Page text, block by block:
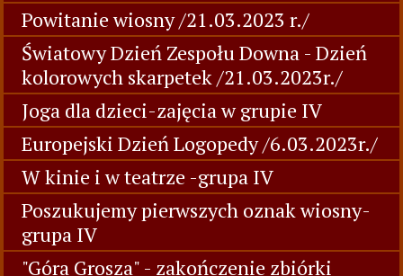
Powitanie wiosny /21.03.2023 r./
Światowy Dzień Zespołu Downa - Dzień
kolorowych skarpetek /21.03.2023r./
Joga dla dzieci-zajęcia w grupie IV
Europejski Dzień Logopedy /6.03.2023r./
W kinie i w teatrze -grupa IV
Poszukujemy pierwszych oznak wiosny-
grupa IV
"Góra Grosza" - zakończenie zbiórki